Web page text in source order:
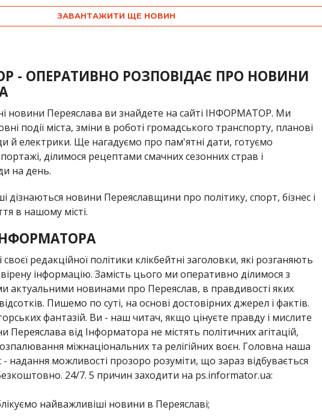
ЗАВАНТАЖИТИ ЩЕ НОВИН
- ОПЕРАТИВНО РОЗПОВІДАЄ ПРО НОВИНИ
новини Переяслава ви знайдете на сайті ІНФОРМАТОР. Ми
події міста, зміни в роботі громадського транспорту, планові
й електрики. Ще нагадуємо про пам'ятні дати, готуємо
ділимося рецептами смачних сезонних страв і
на день.
дізнаються новини Переяславщини про політику, спорт, бізнес і
в нашому місті.
редакційної політики клікбейтні заголовки, які розганяють
інформацію. Замість цього ми оперативно ділимося з
актуальними новинами про Переяслав, в правдивості яких
Пишемо по суті, на основі достовірних джерел і фактів.
фантазій. Ви - наш читач, якщо цінуєте правду і мислите
Переяслава від Інформатора не містять політичних агітацій,
міжнаціональних та релігійних воєн. Головна наша
- надання можливості прозоро розуміти, що зараз відбувається
24/7. 5 причин заходити на ps.informator.ua:
найважливіші новини в Переяславі;